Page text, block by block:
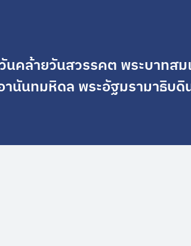
นคล้ายวันสวรรคต พระบาทสม
านันทมหิดล พระอัฐมรามาธิบดิ